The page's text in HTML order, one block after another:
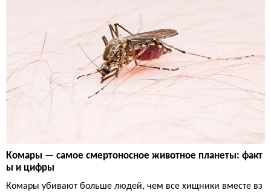
Комары — самое смертоносное животное планеты: факт
ы и цифры
Комары убивают больше людей, чем все хищники вместе вз